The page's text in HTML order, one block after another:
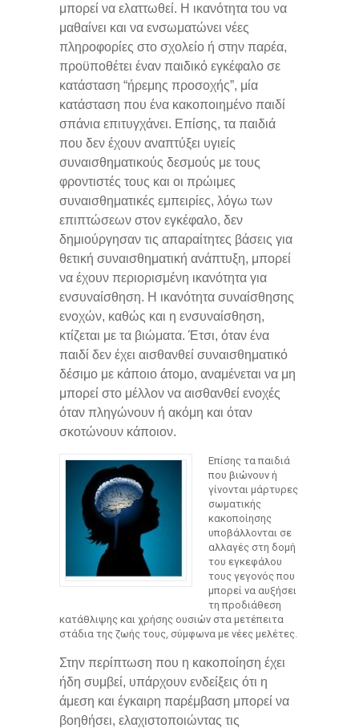
μπορεί να ελαττωθεί. Η ικανότητα του να
μαθαίνει και να ενσωματώνει νέες
πληροφορίες στο σχολείο ή στην παρέα,
προϋποθέτει έναν παιδικό εγκέφαλο σε
κατάσταση “ήρεμης προσοχής”, μία
κατάσταση που ένα κακοποιημένο παιδί
σπάνια επιτυγχάνει. Επίσης, τα παιδιά
που δεν έχουν αναπτύξει υγιείς
συναισθηματικούς δεσμούς με τους
φροντιστές τους και οι πρώιμες
συναισθηματικές εμπειρίες, λόγω των
επιπτώσεων στον εγκέφαλο, δεν
δημιούργησαν τις απαραίτητες βάσεις για
θετική συναισθηματική ανάπτυξη, μπορεί
να έχουν περιορισμένη ικανότητα για
ενσυναίσθηση. Η ικανότητα συναίσθησης
ενοχών, καθώς και η ενσυναίσθηση,
κτίζεται με τα βιώματα. Έτσι, όταν ένα
παιδί δεν έχει αισθανθεί συναισθηματικό
δέσιμο με κάποιο άτομο, αναμένεται να μη
μπορεί στο μέλλον να αισθανθεί ενοχές
όταν πληγώνουν ή ακόμη και όταν
σκοτώνουν κάποιον.
Επίσης τα παιδιά
που βιώνουν ή
γίνονται μάρτυρες
σωματικής
κακοποίησης
υποβάλλονται σε
αλλαγές στη δομή
του εγκεφάλου
τους γεγονός που
μπορεί να αυξήσει
τη προδιάθεση
κατάθλιψης και χρήσης ουσιών στα μετέπειτα
στάδια της ζωής τους, σύμφωνα με νέες μελέτες.
Στην περίπτωση που η κακοποίηση έχει
ήδη συμβεί, υπάρχουν ενδείξεις ότι η
άμεση και έγκαιρη παρέμβαση μπορεί να
βοηθήσει, ελαχιστοποιώντας τις